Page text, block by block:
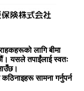
लागि बीमा
यसले तपाईंलाई स्वतः
सामना गर्नुपर्न